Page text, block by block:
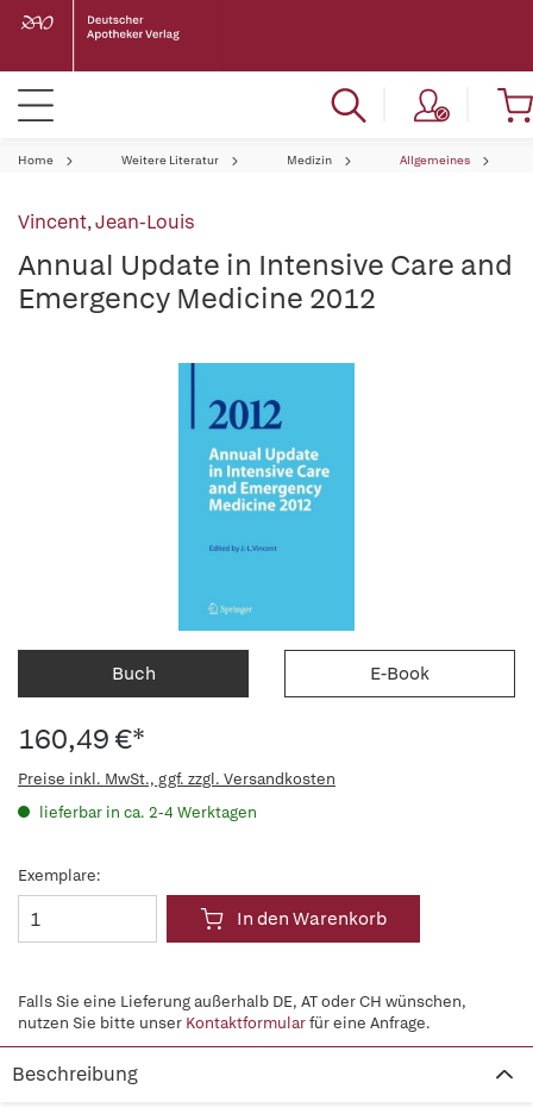
Home Weitere Literatur Medizin Allgemeines
Vincent, Jean-Louis
Annual Update in Intensive Care and
Emergency Medicine 2012
Buch E-Book
160,49 €*
Preise inkl. MwSt., ggf. zzgl. Versandkosten
lieferbar in ca. 2-4 Werktagen
Exemplare:
In den Warenkorb
Falls Sie eine Lieferung außerhalb DE, AT oder CH wünschen,
nutzen Sie bitte unser Kontaktformularfür eine Anfrage.
Beschreibung